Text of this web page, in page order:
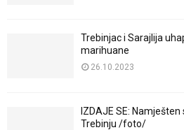
Trebinjac i Sarajlija
marihuane
26.10.2023
IZDAJE SE:
Trebinju /foto/